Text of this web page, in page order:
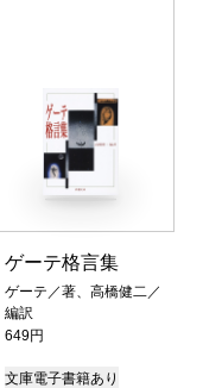
ゲーテ格言集
ゲーテ／著、高橋健二／
編訳
649円
文庫電子書籍あり